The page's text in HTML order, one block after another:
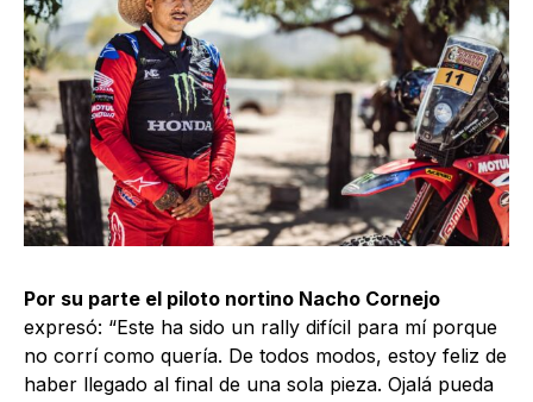
Por su parte el piloto nortino Nacho Cornejo
expresó: “Este ha sido un rally difícil para mí porque
no corrí como quería. De todos modos, estoy feliz de
haber llegado al final de una sola pieza. Ojalá pueda